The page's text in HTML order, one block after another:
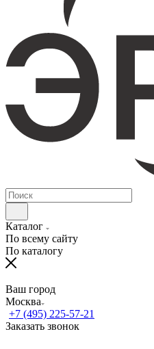
Каталог
По всему сайту
По каталогу
Ваш город
Москва
+7 (495) 225-57-21
Заказать звонок